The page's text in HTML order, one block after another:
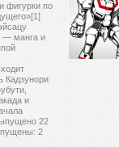
фигурки по
— манга и
Кадзунори
и
22
2